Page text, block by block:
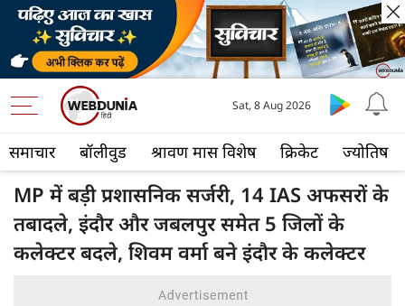
समाचार बॉलीवुड श्रावण मास विशेष क्रिकेट ज्योतिष
Sat, 8 Aug 2026
MP में बड़ी प्रशासनिक सर्जरी, 14 IAS अफसरों के
तबादले, इंदौर और जबलपुर समेत 5 जिलों के
कलेक्टर बदले, शिवम वर्मा बने इंदौर के कलेक्टर